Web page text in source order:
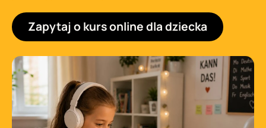
Zapytaj o kurs online dla dziecka